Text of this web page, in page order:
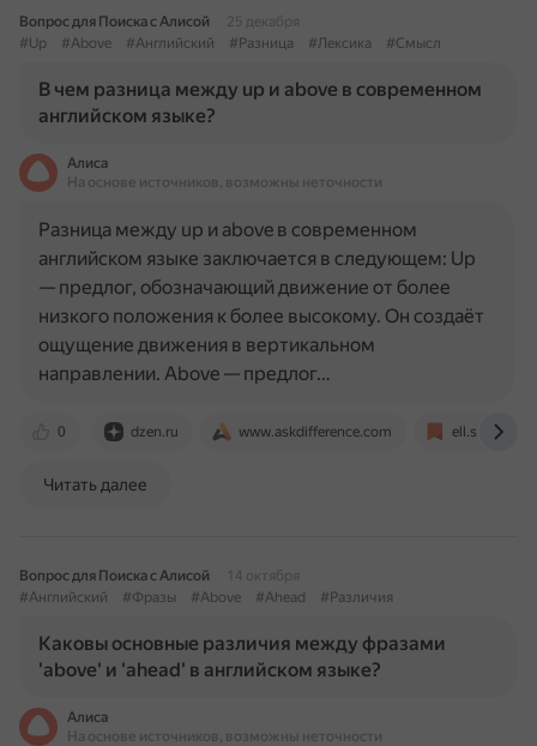
Вопрос для Поиска с Алисой
25 декабря
#Up
#Above #Английский #Разница #Лексика #Смысл
В чем разница между up и above в современном
английском языке?
Алиса
На основе источников, возможны неточности
0 dzen.ru www.askdifference.com
Разница между up и above в современном
английском языке заключается в следующем: Up
— предлог, обозначающий движение от более
низкого положения к более высокому. Он создаёт
ощущение движения в вертикальном
направлении. Above — предлог…
Читать далее
Вопрос для Поиска с Алисой
14 октября
#Английский
#Фразы #Above #Ahead #Различия
Каковы основные различия между фразами
'above' и 'ahead' в английском языке?
Алиса
На основе источников, возможны неточности